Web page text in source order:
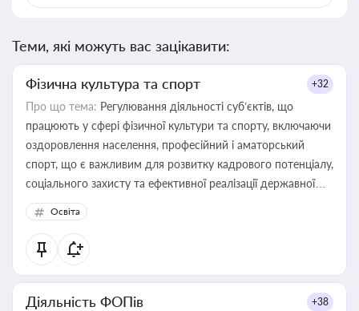
Теми, які можуть вас зацікавити:
Фізична культура та спорт +32
Про що тема: Регулювання діяльності суб’єктів, що
працюють у сфері фізичної культури та спорту, включаючи
оздоровлення населення, професійний і аматорський
спорт, що є важливим для розвитку кадрового потенціалу,
соціального захисту та ефективної реалізації державної
політики у цій галузі
Освіта
Діяльність ФОПів +38